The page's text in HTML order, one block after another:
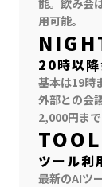
能。飲み会
用可能。
20時以
基本は19時
外部との会
2,000円ま
ツール利
最新のAIツ